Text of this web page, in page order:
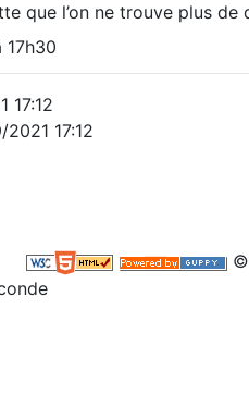
que l’on ne trouve plus
17h30
17:12
17:12
©